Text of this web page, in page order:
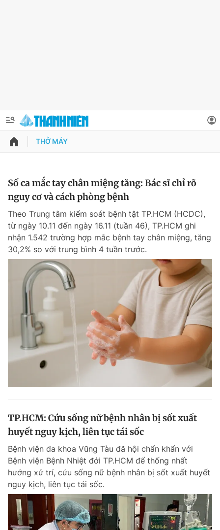
QUẢNG CÁO
Chuyên mục khác
Chào ngày mới Tin 24h
Tin thị trường Tin 360
Video Magazine
Sản phẩm khác
Tiện ích
Đọc Thanh Niên trên điện thoại
Thông tin tài khoản
Đổi mật khẩu
Tin đã lưu
Tin đã xem
Đăng xuất
THỞ MÁY
Số ca mắc tay chân miệng tăng: Bác sĩ chỉ rõ
nguy cơ và cách phòng bệnh
Theo Trung tâm kiểm soát bệnh tật TP.HCM (HCDC),
từ ngày 10.11 đến ngày 16.11 (tuần 46), TP.HCM ghi
nhận 1.542 trường hợp mắc bệnh tay chân miệng, tăng
30,2% so với trung bình 4 tuần trước.
TP.HCM: Cứu sống nữ bệnh nhân bị sốt xuất
huyết nguy kịch, liên tục tái sốc
Bệnh viện đa khoa Vũng Tàu đã hội chẩn khẩn với
Bệnh viện Bệnh Nhiệt đới TP.HCM để thống nhất
hướng xử trí, cứu sống nữ bệnh nhân bị sốt xuất huyết
nguy kịch, liên tục tái sốc.